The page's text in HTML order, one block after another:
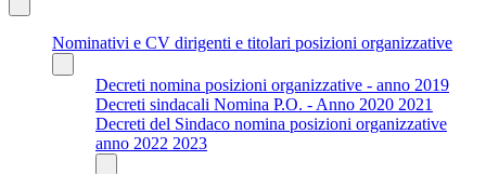
Nominativi e CV dirigenti e titolari posizioni organizzative
Decreti nomina posizioni organizzative - anno 2019
Decreti sindacali Nomina P.O. - Anno 2020 2021
Decreti del Sindaco nomina posizioni organizzative
anno 2022 2023